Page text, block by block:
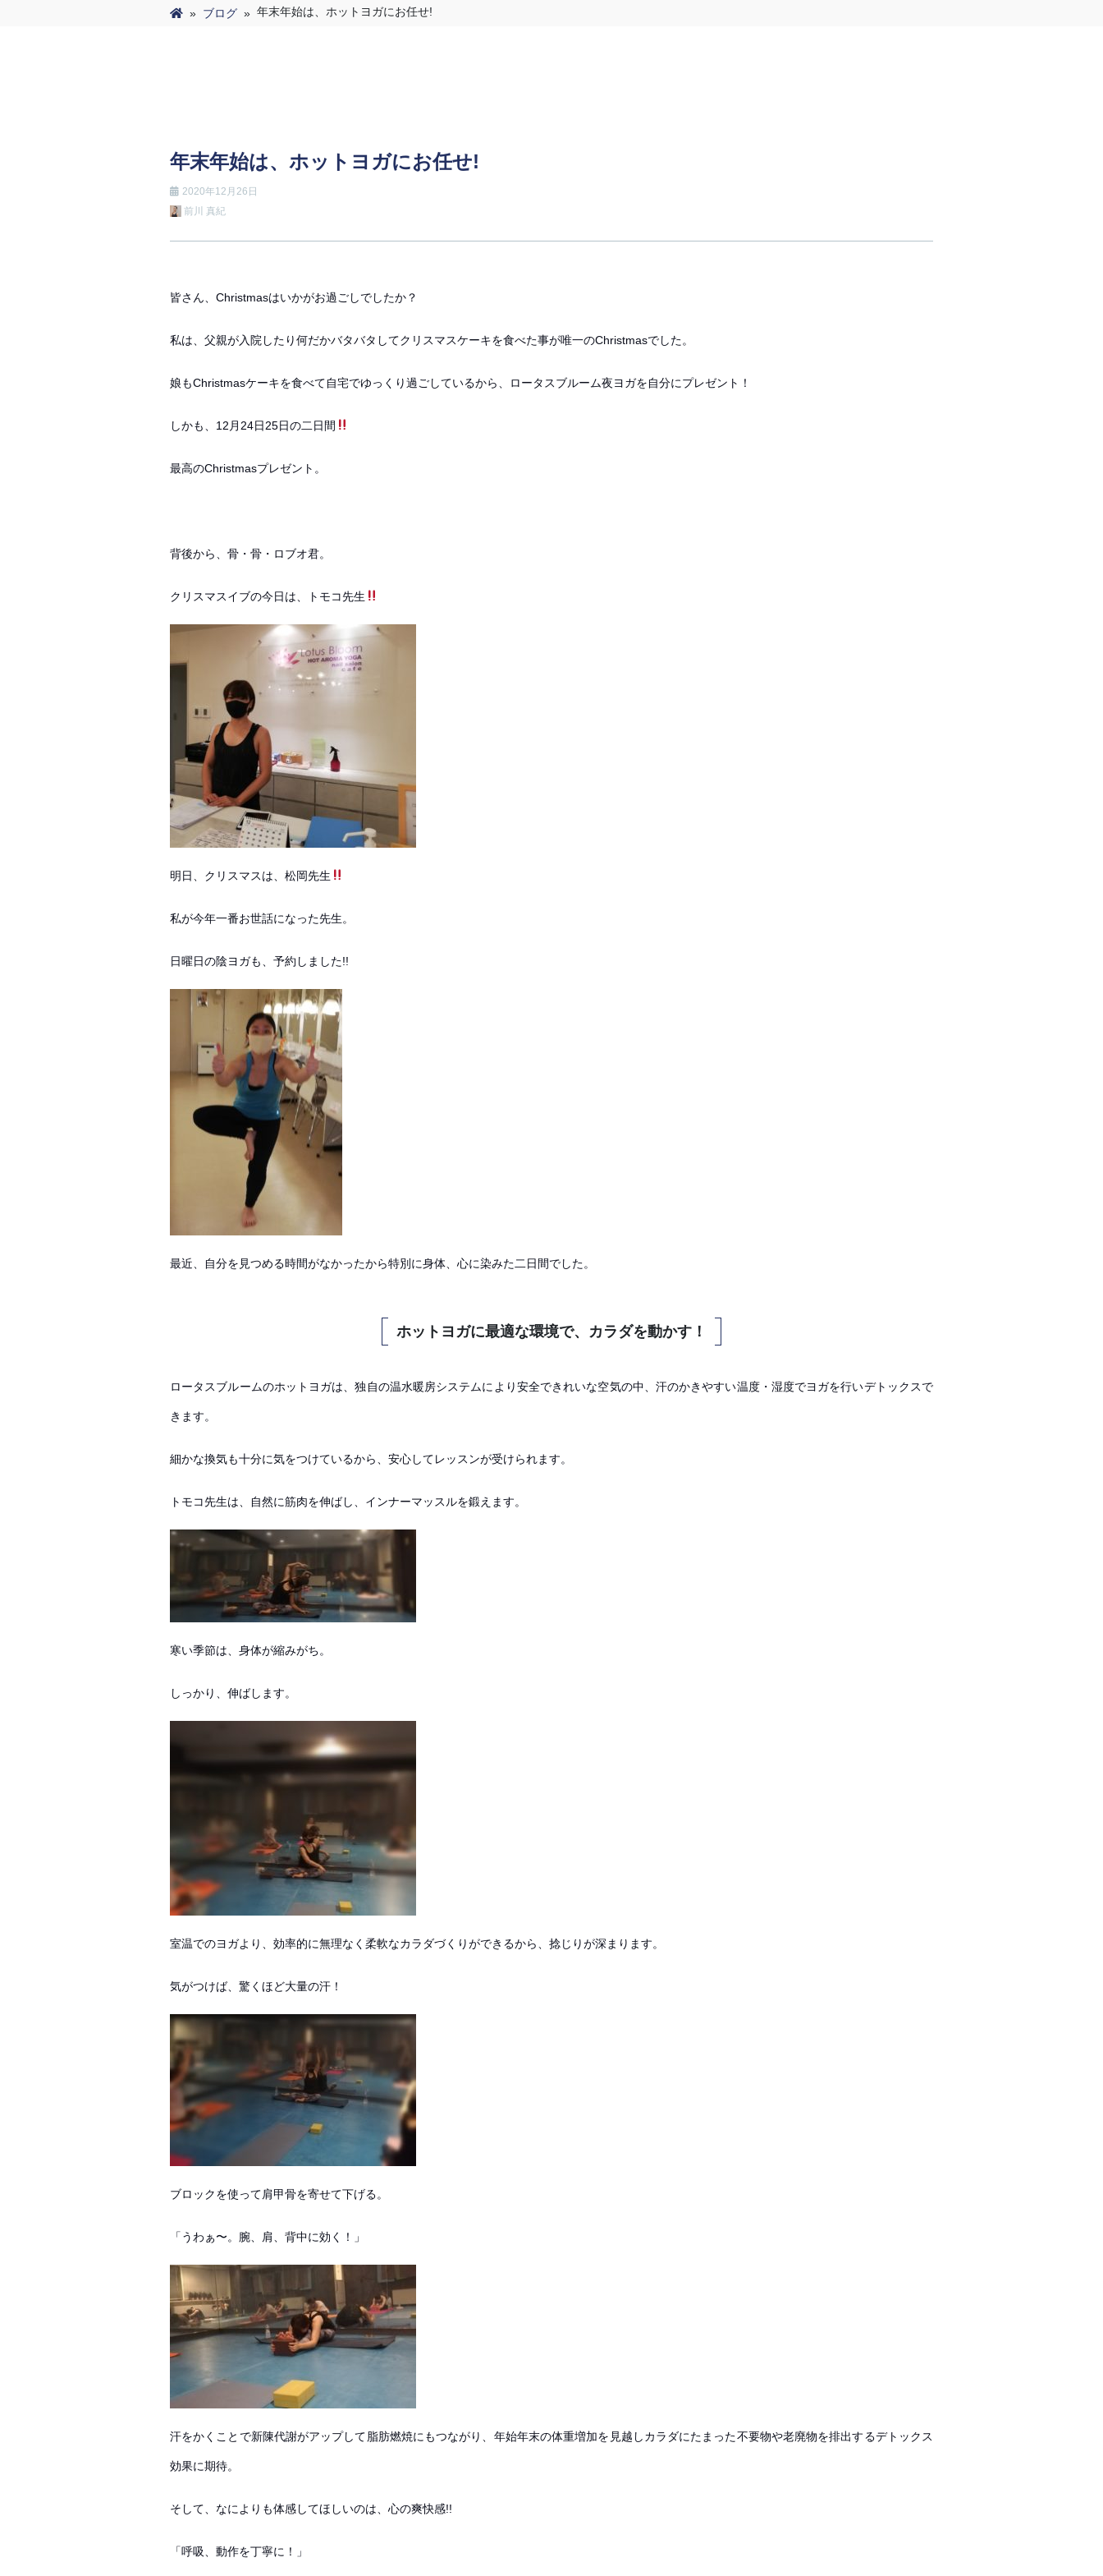
» ブログ » 年末年始は、ホットヨガにお任せ!
年末年始は、ホットヨガにお任せ!
2020年12月26日
前川 真紀
皆さん、Christmasはいかがお過ごしでしたか？
私は、父親が入院したり何だかバタバタしてクリスマスケーキを食べた事が唯一のChristmasでした。
娘もChristmasケーキを食べて自宅でゆっくり過ごしているから、ロータスブルーム夜ヨガを自分にプレゼント！
しかも、12月24日25日の二日間
最高のChristmasプレゼント。
背後から、骨・骨・ロブオ君。
クリスマスイブの今日は、トモコ先生
明日、クリスマスは、松岡先生
私が今年一番お世話になった先生。
日曜日の陰ヨガも、予約しました!!
最近、自分を見つめる時間がなかったから特別に身体、心に染みた二日間でした。
ホットヨガに最適な環境で、カラダを動かす！
ロータスブルームのホットヨガは、独自の温水暖房システムにより安全できれいな空気の中、汗のかきやすい温度・湿度でヨガを行いデトックスで
きます。
細かな換気も十分に気をつけているから、安心してレッスンが受けられます。
トモコ先生は、自然に筋肉を伸ばし、インナーマッスルを鍛えます。
寒い季節は、身体が縮みがち。
しっかり、伸ばします。
室温でのヨガより、効率的に無理なく柔軟なカラダづくりができるから、捻じりが深まります。
気がつけば、驚くほど大量の汗！
ブロックを使って肩甲骨を寄せて下げる。
「うわぁ〜。腕、肩、背中に効く！」
汗をかくことで新陳代謝がアップして脂肪燃焼にもつながり、年始年末の体重増加を見越しカラダにたまった不要物や老廃物を排出するデトックス
効果に期待。
そして、なによりも体感してほしいのは、心の爽快感!!
「呼吸、動作を丁寧に！」